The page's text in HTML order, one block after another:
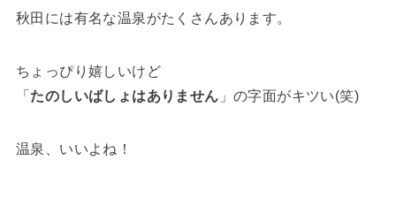
秋田には有名な温泉がたくさんあります。
ちょっぴり嬉しいけど
「 たのしいばしょはありません 」の字面がキツい(笑)
温泉、いいよね！